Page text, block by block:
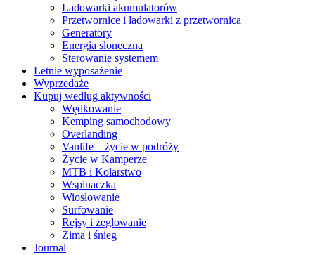
Ladowarki akumulatorów
Przetwornice i ladowarki z przetwornica
Generatory
Energia sloneczna
Sterowanie systemem
Letnie wyposażenie
Wyprzedaże
Kupuj według aktywności
Wędkowanie
Kemping samochodowy
Overlanding
Vanlife – życie w podróży
Życie w Kamperze
MTB i Kolarstwo
Wspinaczka
Wiosłowanie
Surfowanie
Rejsy i żeglowanie
Zima i śnieg
Journal